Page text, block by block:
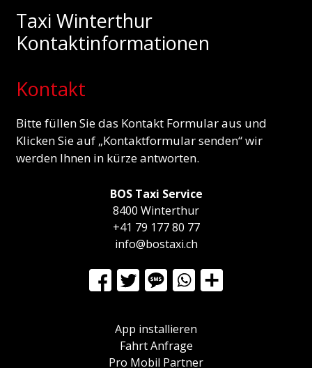
Taxi Winterthur
Kontaktinformationen
Kontakt
Bitte füllen Sie das Kontakt Formular aus und
Klicken Sie auf „Kontaktformular senden“ wir
werden Ihnen in kürze antworten.
BOS Taxi Service
8400 Winterthur
+41 79 177 80 77
info@bostaxi.ch
App installieren
Fahrt Anfrage
Pro Mobil Partner